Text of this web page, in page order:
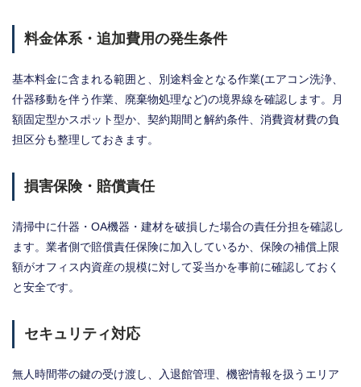
料金体系・追加費用の発生条件
基本料金に含まれる範囲と、別途料金となる作業(エアコン洗浄、
什器移動を伴う作業、廃棄物処理など)の境界線を確認します。月
額固定型かスポット型か、契約期間と解約条件、消費資材費の負
担区分も整理しておきます。
損害保険・賠償責任
清掃中に什器・OA機器・建材を破損した場合の責任分担を確認し
ます。業者側で賠償責任保険に加入しているか、保険の補償上限
額がオフィス内資産の規模に対して妥当かを事前に確認しておく
と安全です。
セキュリティ対応
無人時間帯の鍵の受け渡し、入退館管理、機密情報を扱うエリア